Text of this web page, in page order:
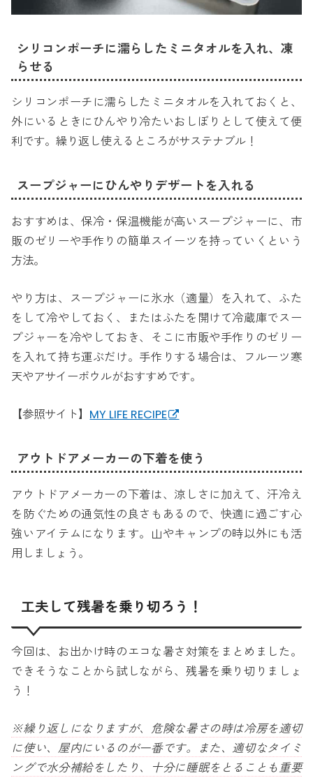
シリコンポーチに濡らしたミニタオルを入れ、凍
らせる
シリコンポーチに濡らしたミニタオルを入れておくと、
外にいるときにひんやり冷たいおしぼりとして使えて便
利です。繰り返し使えるところがサステナブル！
スープジャーにひんやりデザートを入れる
おすすめは、保冷・保温機能が高いスープジャーに、市
販のゼリーや手作りの簡単スイーツを持っていくという
方法。
やり方は、スープジャーに氷水（適量）を入れて、ふた
をして冷やしておく、またはふたを開けて冷蔵庫でスー
プジャーを冷やしておき、そこに市販や手作りのゼリー
を入れて持ち運ぶだけ。手作りする場合は、フルーツ寒
天やアサイーボウルがおすすめです。
【参照サイト】 MY LIFE RECIPE
アウトドアメーカーの下着を使う
アウトドアメーカーの下着は、涼しさに加えて、汗冷え
を防ぐための通気性の良さもあるので、快適に過ごす心
強いアイテムになります。山やキャンプの時以外にも活
用しましょう。
工夫して残暑を乗り切ろう！
今回は、お出かけ時のエコな暑さ対策をまとめました。
できそうなことから試しながら、残暑を乗り切りましょ
う！
※繰り返しになりますが、危険な暑さの時は冷房を適切
に使い、屋内にいるのが一番です。また、適切なタイミ
ングで水分補給をしたり、十分に睡眠をとることも重要